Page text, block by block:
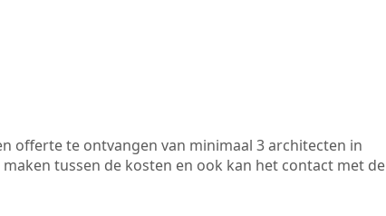
offerte te ontvangen van minimaal 3 architecten in
tussen de kosten en ook kan het contact met de